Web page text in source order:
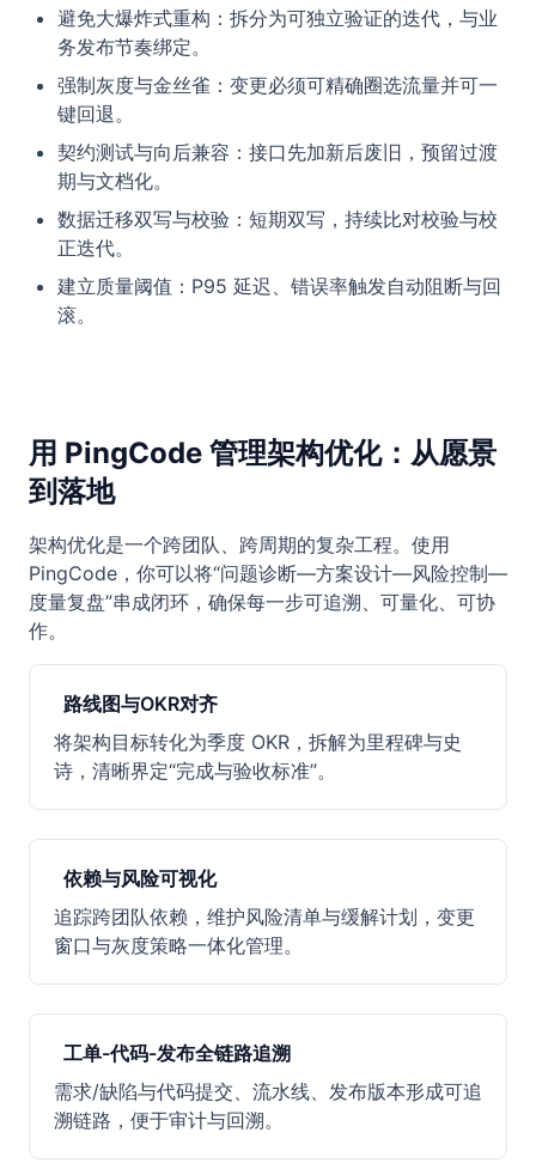
避免大爆炸式重构：拆分为可独立验证的迭代，与业
务发布节奏绑定。
强制灰度与金丝雀：变更必须可精确圈选流量并可一
键回退。
契约测试与向后兼容：接口先加新后废旧，预留过渡
期与文档化。
数据迁移双写与校验：短期双写，持续比对校验与校
正迭代。
建立质量阈值：P95 延迟、错误率触发自动阻断与回
滚。
用 PingCode 管理架构优化：从愿景
到落地
架构优化是一个跨团队、跨周期的复杂工程。使用
PingCode，你可以将“问题诊断—方案设计—风险控制—
度量复盘”串成闭环，确保每一步可追溯、可量化、可协
作。
路线图与OKR对齐
将架构目标转化为季度 OKR，拆解为里程碑与史
诗，清晰界定“完成与验收标准”。
依赖与风险可视化
追踪跨团队依赖，维护风险清单与缓解计划，变更
窗口与灰度策略一体化管理。
工单-代码-发布全链路追溯
需求/缺陷与代码提交、流水线、发布版本形成可追
溯链路，便于审计与回溯。